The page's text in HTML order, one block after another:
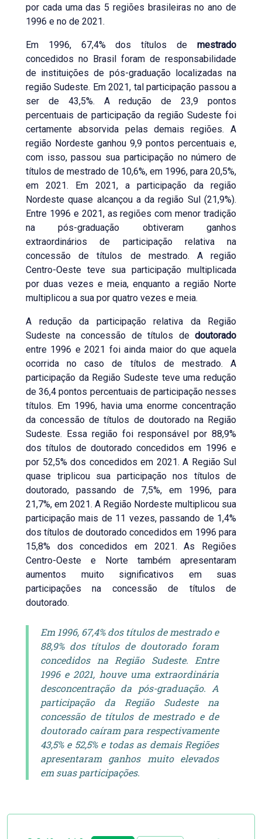
por cada uma das 5 regiões brasileiras no ano de
1996 e no de 2021.
Em 1996, 67,4% dos títulos de mestrado
concedidos no Brasil foram de responsabilidade
de instituições de pós-graduação localizadas na
região Sudeste. Em 2021, tal participação passou a
ser de 43,5%. A redução de 23,9 pontos
percentuais de participação da região Sudeste foi
certamente absorvida pelas demais regiões. A
região Nordeste ganhou 9,9 pontos percentuais e,
com isso, passou sua participação no número de
títulos de mestrado de 10,6%, em 1996, para 20,5%,
em 2021. Em 2021, a participação da região
Nordeste quase alcançou a da região Sul (21,9%).
Entre 1996 e 2021, as regiões com menor tradição
na pós-graduação obtiveram ganhos
extraordinários de participação relativa na
concessão de títulos de mestrado. A região
Centro-Oeste teve sua participação multiplicada
por duas vezes e meia, enquanto a região Norte
multiplicou a sua por quatro vezes e meia.
A redução da participação relativa da Região
Sudeste na concessão de títulos de doutorado
entre 1996 e 2021 foi ainda maior do que aquela
ocorrida no caso de títulos de mestrado. A
participação da Região Sudeste teve uma redução
de 36,4 pontos percentuais de participação nesses
títulos. Em 1996, havia uma enorme concentração
da concessão de títulos de doutorado na Região
Sudeste. Essa região foi responsável por 88,9%
dos títulos de doutorado concedidos em 1996 e
por 52,5% dos concedidos em 2021. A Região Sul
quase triplicou sua participação nos títulos de
doutorado, passando de 7,5%, em 1996, para
21,7%, em 2021. A Região Nordeste multiplicou sua
participação mais de 11 vezes, passando de 1,4%
dos títulos de doutorado concedidos em 1996 para
15,8% dos concedidos em 2021. As Regiões
Centro-Oeste e Norte também apresentaram
aumentos muito significativos em suas
participações na concessão de títulos de
doutorado.
Em 1996, 67,4% dos títulos de mestrado e
88,9% dos títulos de doutorado foram
concedidos na Região Sudeste. Entre
1996 e 2021, houve uma extraordinária
desconcentração da pós-graduação. A
participação da Região Sudeste na
concessão de títulos de mestrado e de
doutorado caíram para respectivamente
43,5% e 52,5% e todas as demais Regiões
apresentaram ganhos muito elevados
em suas participações.